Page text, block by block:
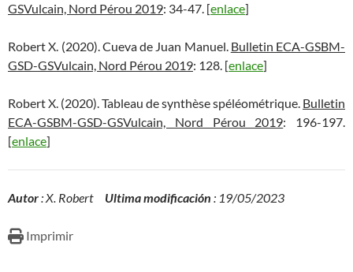
GSVulcain, Nord Pérou 2019: 34-47. [enlace]
Robert X. (2020). Cueva de Juan Manuel. Bulletin ECA-GSBM-
GSD-GSVulcain, Nord Pérou 2019: 128. [enlace]
Robert X. (2020). Tableau de synthèse spéléométrique. Bulletin
ECA-GSBM-GSD-GSVulcain, Nord Pérou 2019: 196-197.
[enlace]
Autor: X. Robert Ultima modificación : 19/05/2023
Imprimir